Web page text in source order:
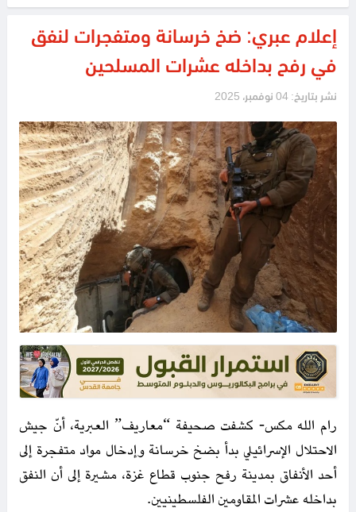
إعلام عبري: ضخ خرسانة ومتفجرات لنفق
في رفح بداخله عشرات المسلحين
نشر بتاريخ: 04 نوفمبر، 2025
رام الله مكس- كشفت صحيفة “معاريف” العبرية، أنّ جيش
الاحتلال الإسرائيلي بدأ بضخ خرسانة وإدخال مواد متفجرة إلى
أحد الأنفاق بمدينة رفح جنوب قطاع غزة، مشيرة إلى أن النفق
بداخله عشرات المقاومين الفلسطينيين.